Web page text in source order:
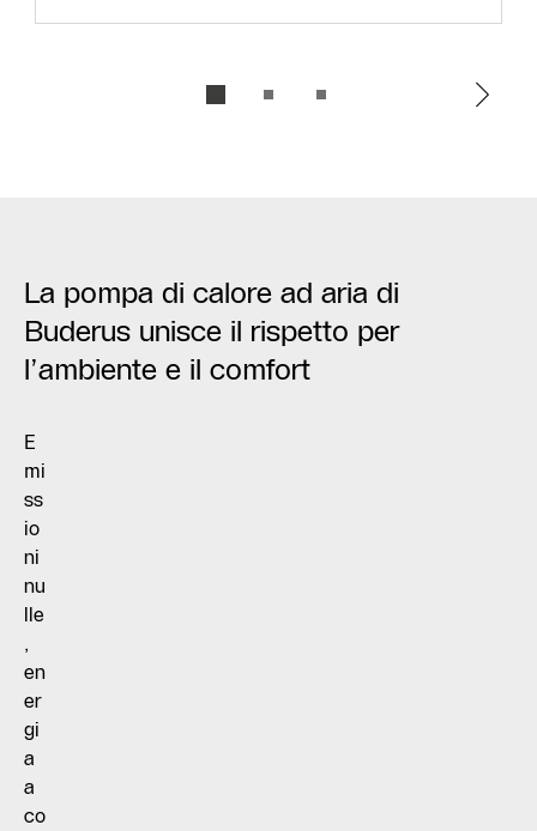
La pompa di calore ad aria di
Buderus unisce il rispetto per
l’ambiente e il comfort
E
mi
ss
io
ni
nu
lle
,
en
er
gi
a
a
co